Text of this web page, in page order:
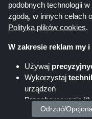
Do 50%
Odkryj znaczne
podobnych technologii
zgodą, w innych celach
Polityka plików cookies.
W zakresie reklam my
Używaj
Wykorzystaj
urządzeń
Przechowywanie i/
na urządzeniu
Odrzuć/